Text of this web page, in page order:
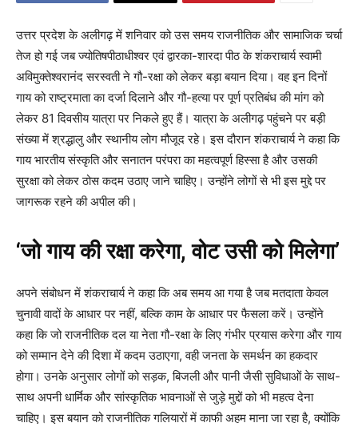
उत्तर प्रदेश के अलीगढ़ में शनिवार को उस समय राजनीतिक और सामाजिक चर्चा
तेज हो गई जब ज्योतिषपीठाधीश्वर एवं द्वारका-शारदा पीठ के शंकराचार्य स्वामी
अविमुक्तेश्वरानंद सरस्वती ने गौ-रक्षा को लेकर बड़ा बयान दिया। वह इन दिनों
गाय को राष्ट्रमाता का दर्जा दिलाने और गौ-हत्या पर पूर्ण प्रतिबंध की मांग को
लेकर 81 दिवसीय यात्रा पर निकले हुए हैं। यात्रा के अलीगढ़ पहुंचने पर बड़ी
संख्या में श्रद्धालु और स्थानीय लोग मौजूद रहे। इस दौरान शंकराचार्य ने कहा कि
गाय भारतीय संस्कृति और सनातन परंपरा का महत्वपूर्ण हिस्सा है और उसकी
सुरक्षा को लेकर ठोस कदम उठाए जाने चाहिए। उन्होंने लोगों से भी इस मुद्दे पर
जागरूक रहने की अपील की।
‘जो गाय की रक्षा करेगा, वोट उसी को मिलेगा’
अपने संबोधन में शंकराचार्य ने कहा कि अब समय आ गया है जब मतदाता केवल
चुनावी वादों के आधार पर नहीं, बल्कि काम के आधार पर फैसला करें। उन्होंने
कहा कि जो राजनीतिक दल या नेता गौ-रक्षा के लिए गंभीर प्रयास करेगा और गाय
को सम्मान देने की दिशा में कदम उठाएगा, वही जनता के समर्थन का हकदार
होगा। उनके अनुसार लोगों को सड़क, बिजली और पानी जैसी सुविधाओं के साथ-
साथ अपनी धार्मिक और सांस्कृतिक भावनाओं से जुड़े मुद्दों को भी महत्व देना
चाहिए। इस बयान को राजनीतिक गलियारों में काफी अहम माना जा रहा है, क्योंकि